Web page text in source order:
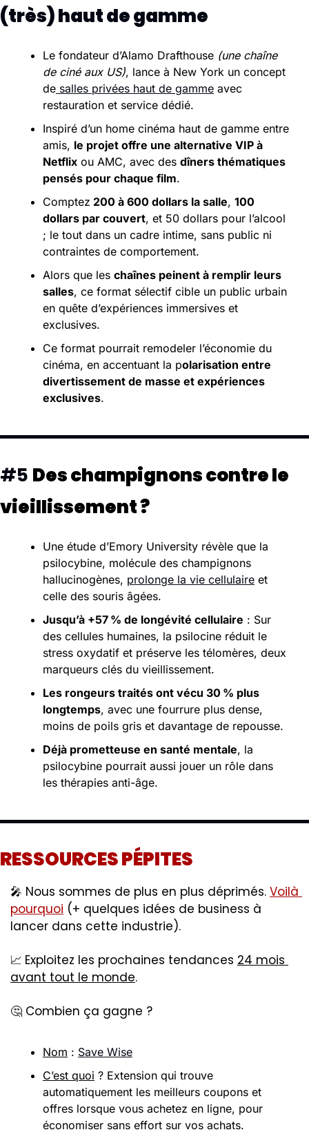
(très) haut de gamme
Le fondateur d’Alamo Drafthouse (une chaîne
de ciné aux US), lance à New York un concept
de salles privées haut de gamme avec
restauration et service dédié.
Inspiré d’un home cinéma haut de gamme entre
amis, le projet offre une alternative VIP à
Netflix ou AMC, avec des dîners thématiques
pensés pour chaque film.
Comptez 200 à 600 dollars la salle, 100
dollars par couvert, et 50 dollars pour l’alcool
; le tout dans un cadre intime, sans public ni
contraintes de comportement.
Alors que les chaînes peinent à remplir leurs
salles, ce format sélectif cible un public urbain
en quête d’expériences immersives et
exclusives.
Ce format pourrait remodeler l’économie du
cinéma, en accentuant la polarisation entre
divertissement de masse et expériences
exclusives.
#5 Des champignons contre le
vieillissement ?
Une étude d’Emory University révèle que la
psilocybine, molécule des champignons
hallucinogènes, prolonge la vie cellulaire et
celle des souris âgées.
Jusqu’à +57 % de longévité cellulaire : Sur
des cellules humaines, la psilocine réduit le
stress oxydatif et préserve les télomères, deux
marqueurs clés du vieillissement.
Les rongeurs traités ont vécu 30 % plus
longtemps, avec une fourrure plus dense,
moins de poils gris et davantage de repousse.
Déjà prometteuse en santé mentale, la
psilocybine pourrait aussi jouer un rôle dans
les thérapies anti-âge.
RESSOURCES PÉPITES
🎤 Nous sommes de plus en plus déprimés. Voilà
pourquoi (+ quelques idées de business à
lancer dans cette industrie).
📈 Exploitez les prochaines tendances 24 mois
avant tout le monde.
🤔 Combien ça gagne ?
Nom : Save Wise
C’est quoi ? Extension qui trouve
automatiquement les meilleurs coupons et
offres lorsque vous achetez en ligne, pour
économiser sans effort sur vos achats.